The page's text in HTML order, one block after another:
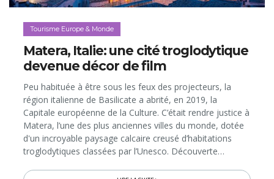
Tourisme Europe & Monde
Matera, Italie: une cité troglodytique
devenue décor de film
Peu habituée à être sous les feux des projecteurs, la
région italienne de Basilicate a abrité, en 2019, la
Capitale européenne de la Culture. C’était rendre justice à
Matera, l’une des plus anciennes villes du monde, dotée
d'un incroyable paysage calcaire creusé d’habitations
troglodytiques classées par l’Unesco. Découverte…